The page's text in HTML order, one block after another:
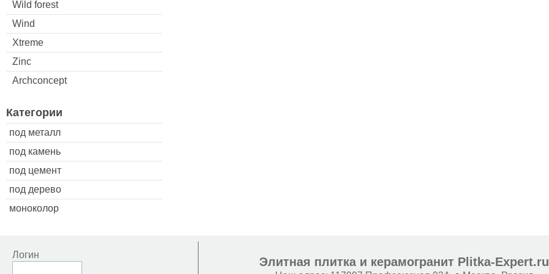
Wild forest
Wind
Xtreme
Zinc
Archconcept
Категории
под металл
под камень
под цемент
под дерево
моноколор
Логин
Элитная плитка и керамогранит Plitka-Expert.ru